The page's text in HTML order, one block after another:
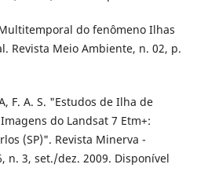
do fenômeno Ilhas
Revista Meio Ambiente, n. 02, p.
F. A. S. "Estudos de Ilha de
do Landsat 7 Etm+:
(SP)". Revista Minerva -
n. 3, set./dez. 2009. Disponível